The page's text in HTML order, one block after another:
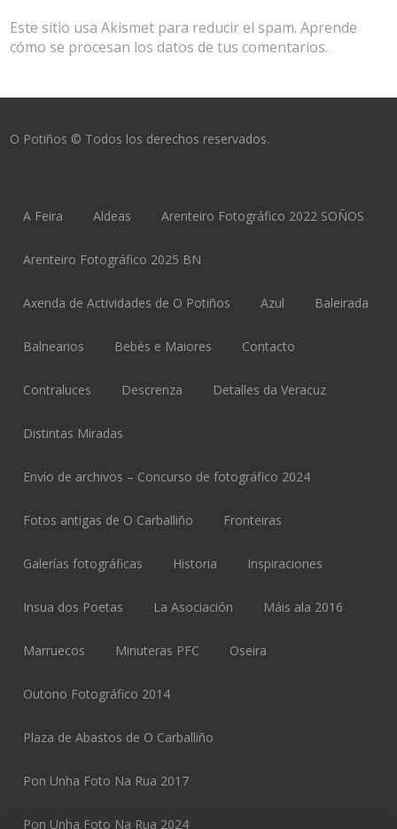
Este sitio usa Akismet para reducir el spam.Aprende
cómo se procesan los datos de tus comentarios.
O Potiños © Todos los derechos reservados.
A Feira Aldeas Arenteiro Fotográfico 2022 SOÑOS
Arenteiro Fotográfico 2025 BN
Axenda de Actividades de O Potiños Azul Baleirada
Balnearios Bebés e Maiores Contacto
Contraluces Descrenza Detalles da Veracuz
Distintas Miradas
Envío de archivos – Concurso de fotográfico 2024
Fotos antigas de O Carballiño Fronteiras
Galerías fotográficas Historia Inspiraciones
Insua dos Poetas La Asociación Máis ala 2016
Marruecos Minuteras PFC Oseira
Outono Fotográfico 2014
Plaza de Abastos de O Carballiño
Pon Unha Foto Na Rua 2017
Pon Unha Foto Na Rua 2024